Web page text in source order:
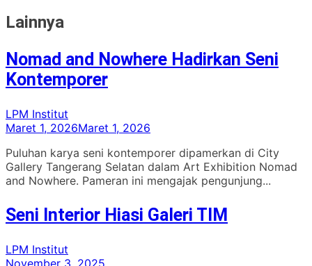
Lainnya
Nomad and Nowhere Hadirkan Seni
Kontemporer
LPM Institut
Maret 1, 2026Maret 1, 2026
Puluhan karya seni kontemporer dipamerkan di City
Gallery Tangerang Selatan dalam Art Exhibition Nomad
and Nowhere. Pameran ini mengajak pengunjung...
Seni Interior Hiasi Galeri TIM
LPM Institut